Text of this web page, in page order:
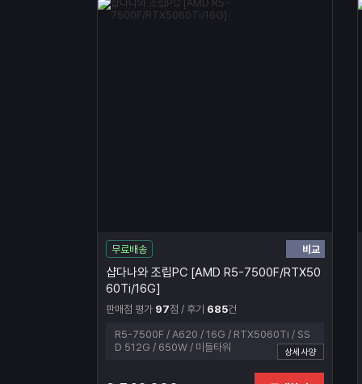
무료배송 비교
샵다나와 조립PC [AMD R5-7500F/RTX50
60Ti/16G]
판매점 평가 97점 / 후기 685건
R5-7500F / A620 / 16G / RTX5060Ti / SS
D 512G / 650W / 미들타워
상세사양